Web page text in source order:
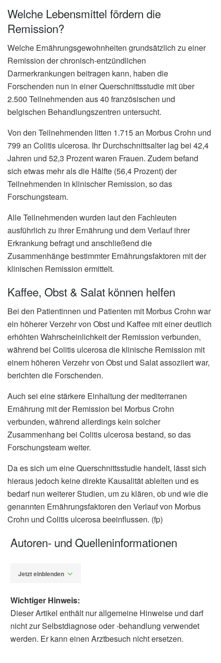
Welche Lebensmittel fördern die
Remission?
Welche Ernährungsgewohnheiten grundsätzlich zu einer
Remission der chronisch-entzündlichen
Darmerkrankungen beitragen kann, haben die
Forschenden nun in einer Querschnittsstudie mit über
2.500 Teilnehmenden aus 40 französischen und
belgischen Behandlungszentren untersucht.
Von den Teilnehmenden litten 1.715 an Morbus Crohn und
799 an Colitis ulcerosa. Ihr Durchschnittsalter lag bei 42,4
Jahren und 52,3 Prozent waren Frauen. Zudem befand
sich etwas mehr als die Hälfte (56,4 Prozent) der
Teilnehmenden in klinischer Remission, so das
Forschungsteam.
Alle Teilnehmenden wurden laut den Fachleuten
ausführlich zu ihrer Ernährung und dem Verlauf ihrer
Erkrankung befragt und anschließend die
Zusammenhänge bestimmter Ernährungsfaktoren mit der
klinischen Remission ermittelt.
Kaffee, Obst & Salat können helfen
Bei den Patientinnen und Patienten mit Morbus Crohn war
ein höherer Verzehr von Obst und Kaffee mit einer deutlich
erhöhten Wahrscheinlichkeit der Remission verbunden,
während bei Colitis ulcerosa die klinische Remission mit
einem höheren Verzehr von Obst und Salat assoziiert war,
berichten die Forschenden.
Auch sei eine stärkere Einhaltung der mediterranen
Ernährung mit der Remission bei Morbus Crohn
verbunden, während allerdings kein solcher
Zusammenhang bei Colitis ulcerosa bestand, so das
Forschungsteam weiter.
Da es sich um eine Querschnittsstudie handelt, lässt sich
hieraus jedoch keine direkte Kausalität ableiten und es
bedarf nun weiterer Studien, um zu klären, ob und wie die
genannten Ernährungsfaktoren den Verlauf von Morbus
Crohn und Colitis ulcerosa beeinflussen. (fp)
Autoren- und Quelleninformationen
Jetzt einblenden
Wichtiger Hinweis:
Dieser Artikel enthält nur allgemeine Hinweise und darf
nicht zur Selbstdiagnose oder -behandlung verwendet
werden. Er kann einen Arztbesuch nicht ersetzen.